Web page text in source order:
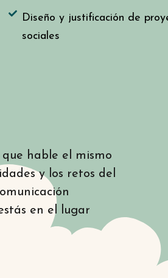
Diseño y justificación de
sociales
hable el mismo
y los retos del
en el lugar